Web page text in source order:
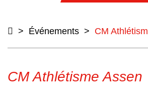
> Événements > CM
CM Athlétisme Assen